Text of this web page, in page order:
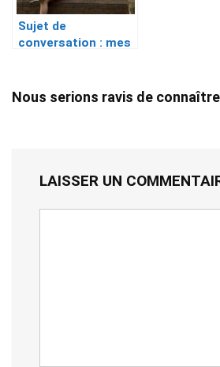
Sujet de
conversation : mes
Nous serions ravis de
LAISSER UN